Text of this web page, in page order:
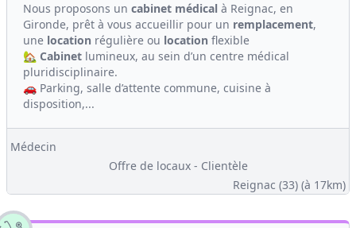
Nous proposons un cabinet médical à Reignac, en
Gironde, prêt à vous accueillir pour un remplacement,
une location régulière ou location flexible
🏡 Cabinet lumineux, au sein d’un centre médical
pluridisciplinaire.
🚗 Parking, salle d’attente commune, cuisine à
disposition,...
Médecin
Offre de locaux - Clientèle
Reignac (33) (à 17km)